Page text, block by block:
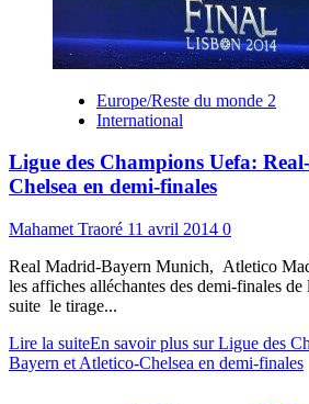
Europe/Reste du monde 2
International
Ligue des Champions Uefa:
Chelsea en demi-finales
Mahamet Traoré 11 avril 2014 0
Real Madrid-Bayern Munich, Atletico
les affiches alléchantes des demi-finales
suite le tirage...
Lire la suiteEn savoir plus sur Ligue des
Bayern et Atletico-Chelsea en demi-finales